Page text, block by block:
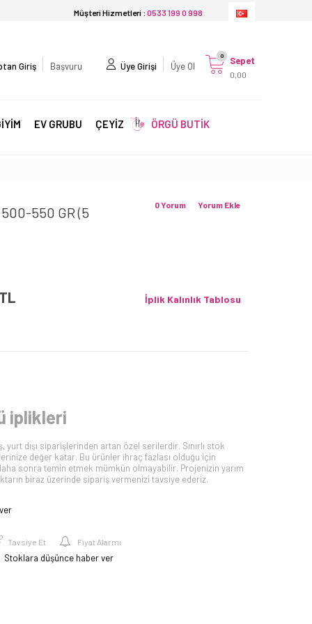
Müşteri Hizmetleri : 0533 199 0 998
Başvuru
Giriş Üye Girişi Üye Ol Sepet
0,00
0
EV GRUBU ÇEYİZ ÖRGÜ BUTİK
500-550 GR (5
Yorum Ekle
0 Yorum
TL İplik Kalınlık Tablosu
iplikleri
dışı siparişlerinden artan özel serilerdir. Sınırlı stok
değer katar. Bu ürünler ihraç fazlası olduğu için
daha sonra temin etmek mümkün olmayabilir. Projenizin yarım
biraz üzerinde sipariş vermenizi tavsiye ederiz.
Tavsiye Et Fiyat Alarmı
Stoklara düşünce haber ver